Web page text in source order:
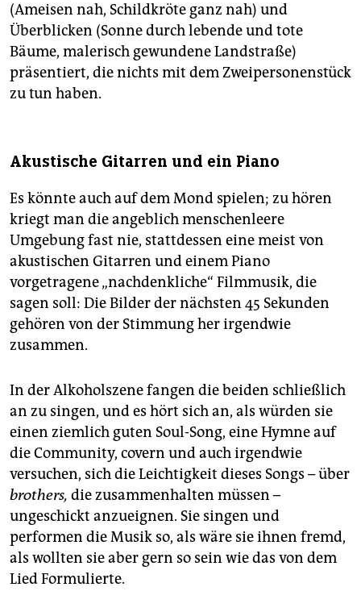
(Ameisen nah, Schildkröte ganz nah) und
Überblicken (Sonne durch lebende und tote
Bäume, malerisch gewundene Landstraße)
präsentiert, die nichts mit dem Zweipersonenstück
zu tun haben.
Akustische Gitarren und ein Piano
Es könnte auch auf dem Mond spielen; zu hören
kriegt man die angeblich menschenleere
Umgebung fast nie, stattdessen eine meist von
akustischen Gitarren und einem Piano
vorgetragene „nachdenkliche“ Filmmusik, die
sagen soll: Die Bilder der nächsten 45 Sekunden
gehören von der Stimmung her irgendwie
zusammen.
In der Alkoholszene fangen die beiden schließlich
an zu singen, und es hört sich an, als würden sie
einen ziemlich guten Soul-Song, eine Hymne auf
die Community, covern und auch irgendwie
versuchen, sich die Leichtigkeit dieses Songs – über
brothers, die zusammenhalten müssen –
ungeschickt anzueignen. Sie singen und
performen die Musik so, als wäre sie ihnen fremd,
als wollten sie aber gern so sein wie das von dem
Lied Formulierte.